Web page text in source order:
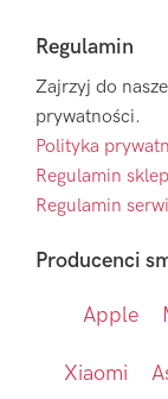
Regulamin
Zajrzyj do
prywatności.
Polityka
Regulamin
Regulamin
Producenci
Apple
Xiaomi